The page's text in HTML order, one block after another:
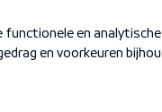
Privacybeleid